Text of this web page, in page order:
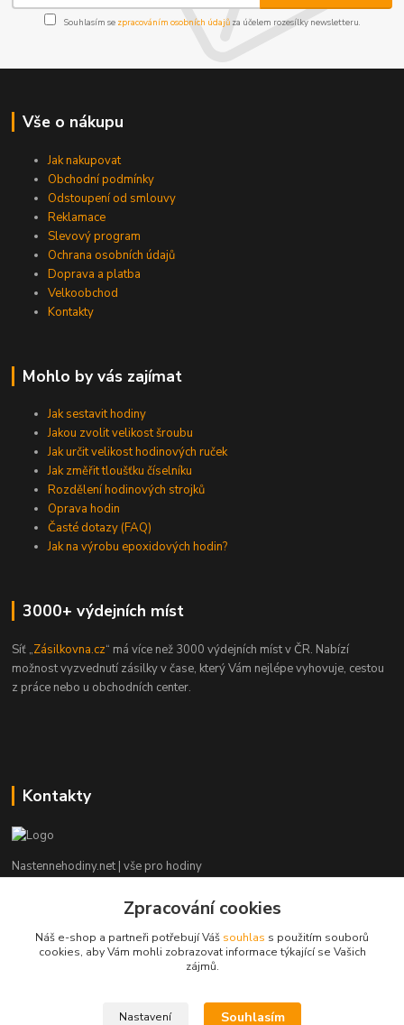
Souhlasím se zpracováním osobních údajůza účelem rozesílky newsletteru.
Vše o nákupu
Jak nakupovat
Obchodní podmínky
Odstoupení od smlouvy
Reklamace
Slevový program
Ochrana osobních údajů
Doprava a platba
Velkoobchod
Kontakty
Mohlo by vás zajímat
Jak sestavit hodiny
Jakou zvolit velikost šroubu
Jak určit velikost hodinových ruček
Jak změřit tloušťku číselníku
Rozdělení hodinových strojků
Oprava hodin
Časté dotazy (FAQ)
Jak na výrobu epoxidových hodin?
3000+ výdejních míst
Síť „Zásilkovna.cz“ má více než 3000 výdejních míst v ČR. Nabízí
možnost vyzvednutí zásilky v čase, který Vám nejlépe vyhovuje, cestou
z práce nebo u obchodních center.
Kontakty
Nastennehodiny.net | vše pro hodiny
Potřebujete poradit? Napište nám. ;-)
info@nastennehodiny.net
Zpracování cookies
Náš e-shop a partneři potřebují Váš souhlas s použitím souborů
cookies, aby Vám mohli zobrazovat informace týkající se Vašich
zájmů.
Nastavení Souhlasím